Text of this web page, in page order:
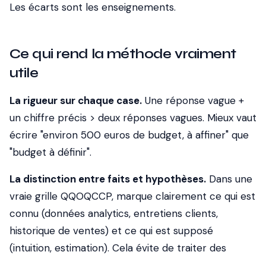
Les écarts sont les enseignements.
Ce qui rend la méthode vraiment
utile
La rigueur sur chaque case. Une réponse vague +
un chiffre précis > deux réponses vagues. Mieux vaut
écrire "environ 500 euros de budget, à affiner" que
"budget à définir".
La distinction entre faits et hypothèses. Dans une
vraie grille QQOQCCP, marque clairement ce qui est
connu (données analytics, entretiens clients,
historique de ventes) et ce qui est supposé
(intuition, estimation). Cela évite de traiter des